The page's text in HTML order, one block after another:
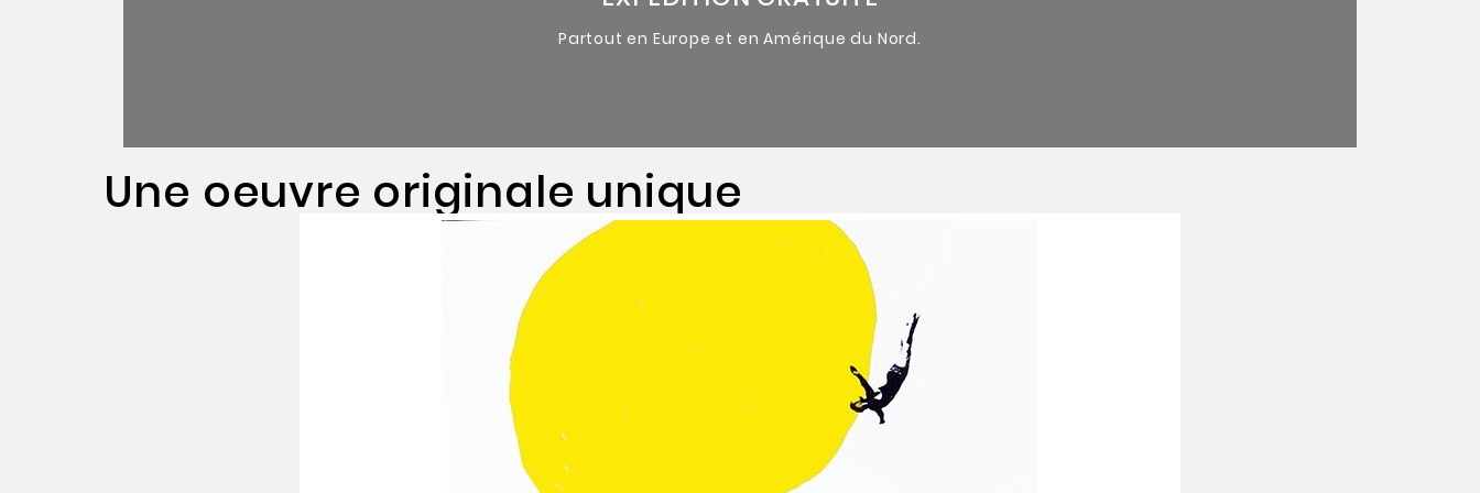
Partout en Europe et en Amérique du Nord.
Une oeuvre originale unique